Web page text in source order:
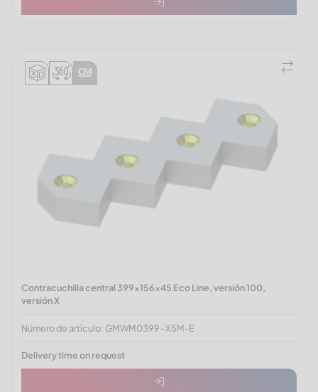
Contracuchilla central 399x156x45 Eco Line, versión 100,
versión X
Número de artículo: GMWM0399-X5M-E
Delivery time on request